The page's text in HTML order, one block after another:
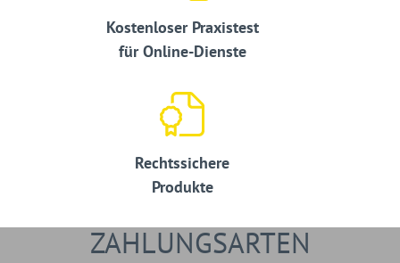
Kostenloser Praxistest
für Online-Dienste
Rechtssichere
Produkte
ZAHLUNGSARTEN